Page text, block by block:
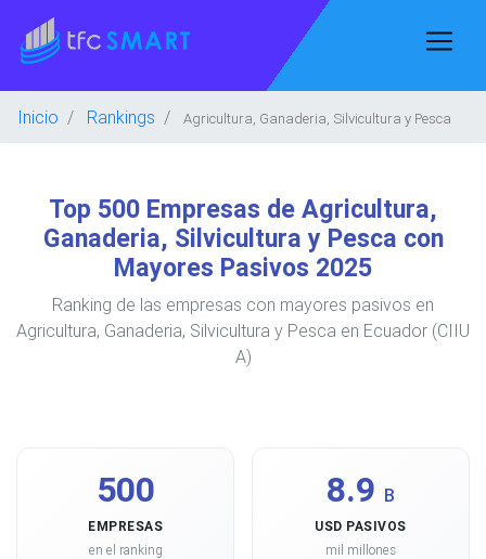
Inicio Rankings Agricultura, Ganaderia, Silvicultura y Pesca
Top 500 Empresas de Agricultura,
Ganaderia, Silvicultura y Pesca con
Mayores Pasivos 2025
Ranking de las empresas con mayores pasivos en
Agricultura, Ganaderia, Silvicultura y Pesca en Ecuador (CIIU
A)
500
EMPRESAS
en el ranking
8.9 B
USD PASIVOS
mil millones